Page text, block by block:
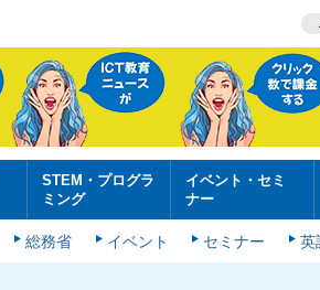
STEM・プログラ
ミング
イベント・セミ
ナー
総務省 イベント セミナー 英